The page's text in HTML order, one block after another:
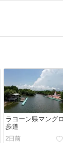
ラヨーン県マング
歩道
2日前